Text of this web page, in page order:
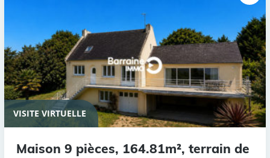
VISITE VIRTUELLE
Maison 9 pièces, 164.81m², terrain de